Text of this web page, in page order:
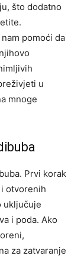
što dodatno
pomoći da
u
mnoge
Prvi korak
otvorenih
uključuje
i poda. Ako
za zatvaranje